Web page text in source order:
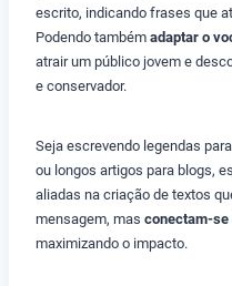
escrito, indicando frases que
Podendo também adaptar o
atrair um público jovem e
e conservador.
Seja escrevendo legendas
ou longos artigos para blogs,
aliadas na criação de textos
mensagem, mas conectam-se
maximizando o impacto.